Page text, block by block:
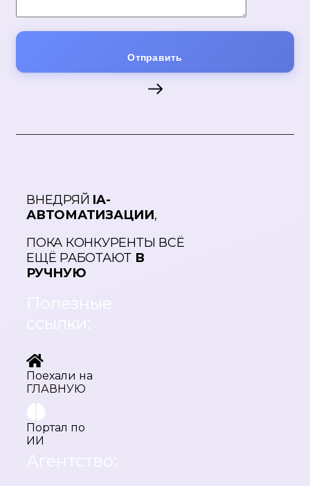
Отправить
ВНЕДРЯЙ IA-
АВТОМАТИЗАЦИИ,
ПОКА КОНКУРЕНТЫ ВСЁ
ЕЩЁ РАБОТАЮТ В
РУЧНУЮ
Поехали на
ГЛАВНУЮ
Портал по
ИИ